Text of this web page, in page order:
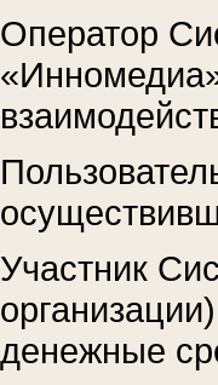
Оператор
Участник
денежные